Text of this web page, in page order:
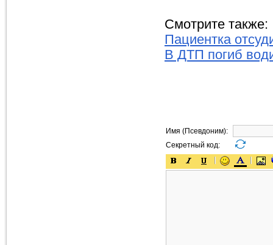
Смотрите также:
Пациентка
В ДТП погиб
Имя (Псевдоним):
Секретный код: